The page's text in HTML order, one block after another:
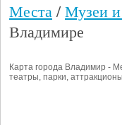
Места /Музеи
Владимире
Карта города Владимир -
театры, парки,